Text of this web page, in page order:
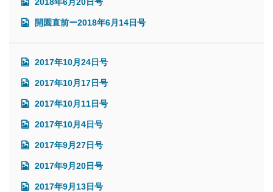
開園直前ー2018年6月14日号
2017年10月24日号
2017年10月17日号
2017年10月11日号
2017年10月4日号
2017年9月27日号
2017年9月20日号
2017年9月13日号